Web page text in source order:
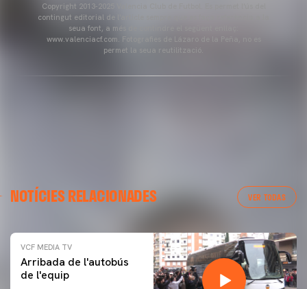
Copyright 2013-2025 Valencia Club de Futbol. Es permet l'ús del
contingut editorial de l'article sempre que es faça referència a la
seua font, a més de contindre el següent enllaç:
www.valenciacf.com. Fotografies de Lázaro de la Peña, no es
permet la seua reutilització.
NOTÍCIES RELACIONADES VER TODAS
VCF MEDIA TV
Arribada de l'autobús
de l'equip